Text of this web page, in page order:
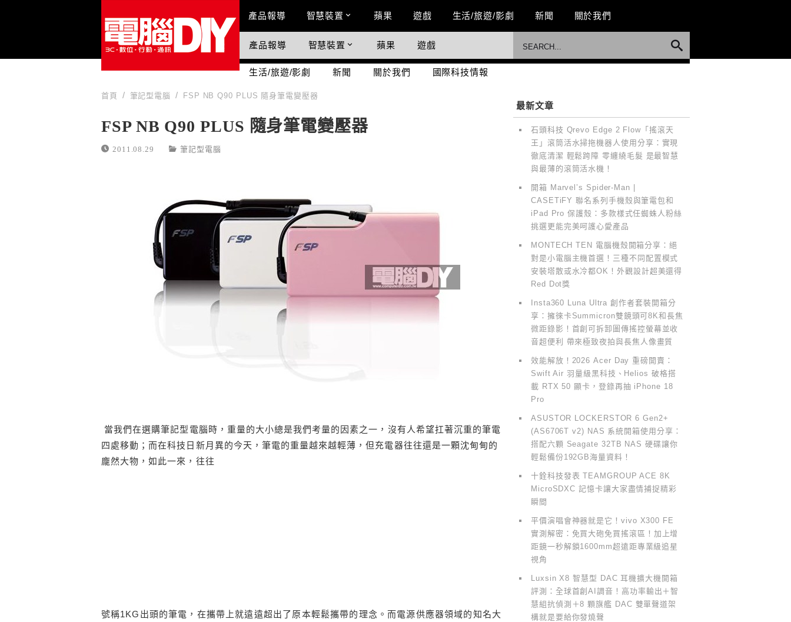
Main Menu
產品報導 智慧裝置 蘋果 遊戲 生活/旅遊/影劇 新聞 關於我們
國際科技情報
產品報導 智慧裝置 蘋果 遊戲
生活/旅遊/影劇 新聞 關於我們 國際科技情報
首頁 筆記型電腦 FSP NB Q90 PLUS 隨身筆電變壓器
FSP NB Q90 PLUS 隨身筆電變壓器
2011.08.29 筆記型電腦
當我們在選購筆記型電腦時，重量的大小總是我們考量的因素之一，沒有人希望扛著沉重的筆電
四處移動；而在科技日新月異的今天，筆電的重量越來越輕薄，但充電器往往還是一顆沈甸甸的
龐然大物，如此一來，往往
號稱1KG出頭的筆電，在攜帶上就遠遠超出了原本輕鬆攜帶的理念。而電源供應器領域的知名大
最新文章
石頭科技 Qrevo Edge 2 Flow「搖滾天
王」滾筒活水掃拖機器人使用分享：實現
徹底清潔 輕鬆跨障 零纏繞毛髮 是最智慧
與最薄的滾筒活水機！
開箱 Marvel’s Spider-Man |
CASETiFY 聯名系列手機殼與筆電包和
iPad Pro 保護殼：多款樣式任蜘蛛人粉絲
挑選更能完美呵護心愛產品
MONTECH TEN 電腦機殼開箱分享：絕
對是小電腦主機首選！三種不同配置模式
安裝塔散或水冷都OK！外觀設計超美還得
Red Dot獎
Insta360 Luna Ultra 創作者套裝開箱分
享：擁徠卡Summicron雙鏡頭可8K和長焦
微距錄影！首創可拆卸圖傳搖控螢幕並收
音超便利 帶來極致夜拍與長焦人像畫質
效能解放！2026 Acer Day 重磅開賣：
Swift Air 羽量級黑科技、Helios 破格搭
載 RTX 50 顯卡，登錄再抽 iPhone 18
Pro
ASUSTOR LOCKERSTOR 6 Gen2+
(AS6706T v2) NAS 系統開箱使用分享：
搭配六顆 Seagate 32TB NAS 硬碟讓你
輕鬆備份192GB海量資料！
十銓科技發表 TEAMGROUP ACE 8K
MicroSDXC 記憶卡讓大家盡情捕捉精彩
瞬間
平價演唱會神器就是它！vivo X300 FE
實測解密：免買大砲免買搖滾區！加上增
距鏡一秒解鎖1600mm超遠距專業級追星
視角
Luxsin X8 智慧型 DAC 耳機擴大機開箱
評測：全球首創AI調音！高功率輸出＋智
慧組抗偵測＋8 顆旗艦 DAC 雙單聲道架
構就是要給你發燒聲